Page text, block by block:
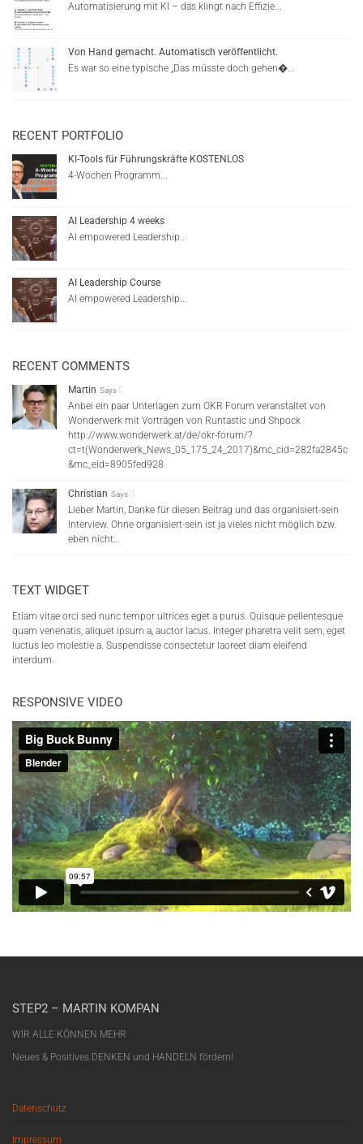
Automatisierung mit KI – das klingt nach Effizie...
Von Hand gemacht. Automatisch veröffentlicht.
Es war so eine typische „Das müsste doch gehen�...
RECENT PORTFOLIO
KI-Tools für Führungskräfte KOSTENLOS
4-Wochen Programm...
AI Leadership 4 weeks
AI empowered Leadership...
AI Leadership Course
AI empowered Leadership...
RECENT COMMENTS
Martin Says
Anbei ein paar Unterlagen zum OKR Forum veranstaltet von
Wonderwerk mit Vorträgen von Runtastic und Shpock
http://www.wonderwerk.at/de/okr-forum/?
ct=t(Wonderwerk_News_05_175_24_2017)&mc_cid=282fa2845c
&mc_eid=8905fed928
Christian Says
Lieber Martin, Danke für diesen Beitrag und das organisiert-sein
Interview. Ohne organisiert-sein ist ja vieles nicht möglich bzw.
eben nicht…
TEXT WIDGET
Etiam vitae orci sed nunc tempor ultrices eget a purus. Quisque pellentesque
quam venenatis, aliquet ipsum a, auctor lacus. Integer pharetra velit sem, eget
luctus leo molestie a. Suspendisse consectetur laoreet diam eleifend
interdum.
RESPONSIVE VIDEO
STEP2 – MARTIN KOMPAN
WIR ALLE KÖNNEN MEHR
Neues & Positives DENKEN und HANDELN fördern!
Datenschutz
Impressum